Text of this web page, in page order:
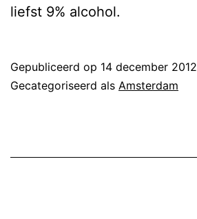
liefst 9% alcohol.
Gepubliceerd op 14 december 2012
Gecategoriseerd als Amsterdam